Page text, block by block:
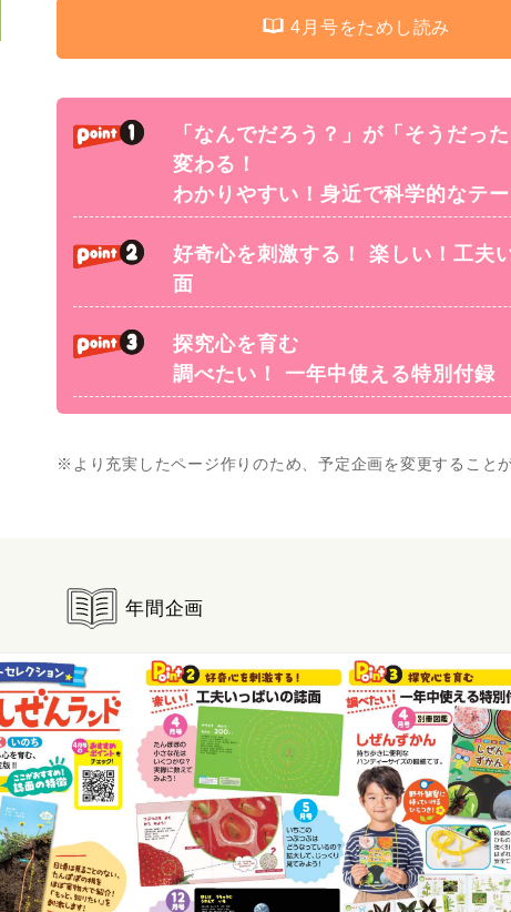
4月号をためし読み
「なんでだろう？」が「そうだっ
変わる！
わかりやすい！身近で科学的なテ
好奇心を刺激する！ 楽しい！工夫
面
探究心を育む
調べたい！ 一年中使える特別付録
※より充実したページ作りのため、予定企画を変更することが
年間企画